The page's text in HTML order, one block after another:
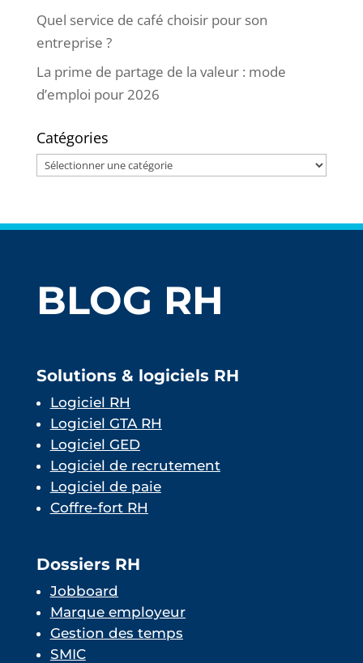
Quel service de café choisir pour son
entreprise ?
La prime de partage de la valeur : mode
d’emploi pour 2026
Catégories
Catégories
BLOG RH
Solutions & logiciels RH
Logiciel RH
Logiciel GTA RH
Logiciel GED
Logiciel de recrutement
Logiciel de paie
Coffre-fort RH
Dossiers RH
Jobboard
Marque employeur
Gestion des temps
SMIC